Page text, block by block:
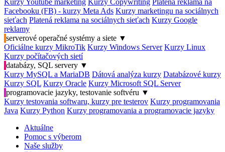
Kurzy Youtube marketing Kurzy Copywriting Platená reklama na
Facebooku (FB) - kurzy Meta Ads Kurzy marketingu na sociálnych
sieťach Platená reklama na sociálnych sieťach Kurzy Google
reklamy
serverové operačné systémy a siete ▼
Oficiálne kurzy MikroTik Kurzy Windows Server Kurzy Linux
Kurzy počítačových sietí
databázy, SQL servery ▼
Kurzy MySQL a MariaDB Dátová analýza kurzy Databázové kurzy
Kurzy SQL Kurzy Oracle Kurzy Microsoft SQL Server
programovacie jazyky, testovanie softvéru ▼
Kurzy testovania softwaru, kurzy pre testerov Kurzy programovania
Java Kurzy Python Kurzy programovania a programovacie jazyky
Aktuálne
Pomoc s výberom
Naše služby